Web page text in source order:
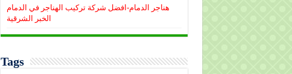
هناجر الدمام-افضل شركة تركيب الهناجر في الدمام
الخبر الشرقية
Tags